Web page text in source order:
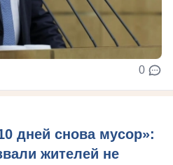
0
дней снова мусор»:
жителей не